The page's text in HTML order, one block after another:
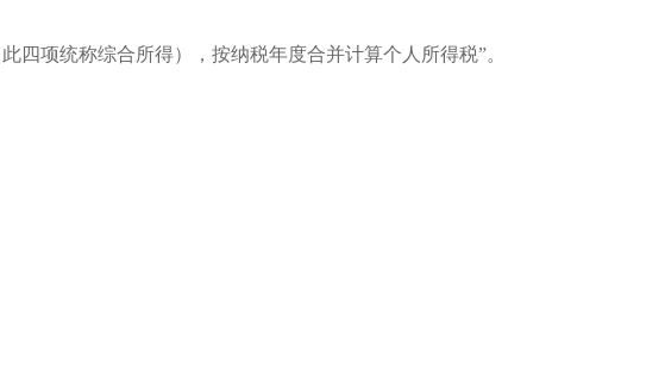
项统称综合所得），按纳税年度合并计算个人所得税”。